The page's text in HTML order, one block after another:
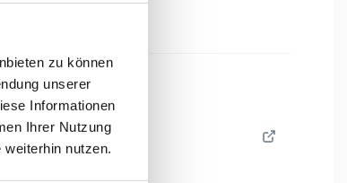
zu können
unserer
Informationen
Ihrer Nutzung
nutzen.